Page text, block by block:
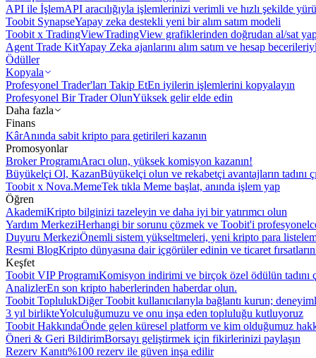
API ile İşlemAPI aracılığıyla işlemlerinizi verimli ve hızlı şekilde
Toobit SynapseYapay zeka destekli yeni bir alım satım modeli
Toobit x TradingViewTradingView grafiklerinden doğrudan al/sat
Agent Trade KitYapay Zeka ajanlarını alım satım ve hesap
Ödüller
Kopyala
Profesyonel Trader'ları Takip EtEn iyilerin işlemlerini kopyalayın
Profesyonel Bir Trader OlunYüksek gelir elde edin
Daha fazla
Finans
KârAnında sabit kripto para getirileri kazanın
Promosyonlar
Broker ProgramıAracı olun, yüksek komisyon kazanın!
Büyükelçi Ol, KazanBüyükelçi olun ve rekabetçi avantajların tadını
Toobit x Nova.MemeTek tıkla Meme başlat, anında işlem yap
Öğren
AkademiKripto bilginizi tazeleyin ve daha iyi bir yatırımcı olun
Yardım MerkeziHerhangi bir sorunu çözmek ve Toobit'i
Duyuru MerkeziÖnemli sistem yükseltmeleri, yeni kripto para
Resmi BlogKripto dünyasına dair içgörüler edinin ve ticaret
Keşfet
Toobit VIP ProgramıKomisyon indirimi ve birçok özel ödülün tadını
AnalizlerEn son kripto haberlerinden haberdar olun.
Toobit ToplulukDiğer Toobit kullanıcılarıyla bağlantı kurun;
3 yıl birlikteYolculuğumuzu ve onu inşa eden topluluğu kutluyoruz
Toobit HakkındaÖnde gelen küresel platform ve kim olduğumuz
Öneri & Geri BildirimBorsayı geliştirmek için fikirlerinizi paylaşın
Rezerv Kanıtı%100 rezerv ile güven inşa edilir